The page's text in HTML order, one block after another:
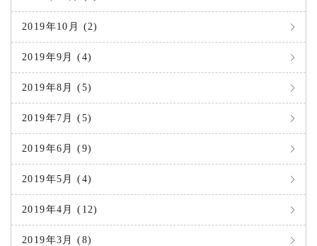
2019年10月 (2)
2019年9月 (4)
2019年8月 (5)
2019年7月 (5)
2019年6月 (9)
2019年5月 (4)
2019年4月 (12)
2019年3月 (8)